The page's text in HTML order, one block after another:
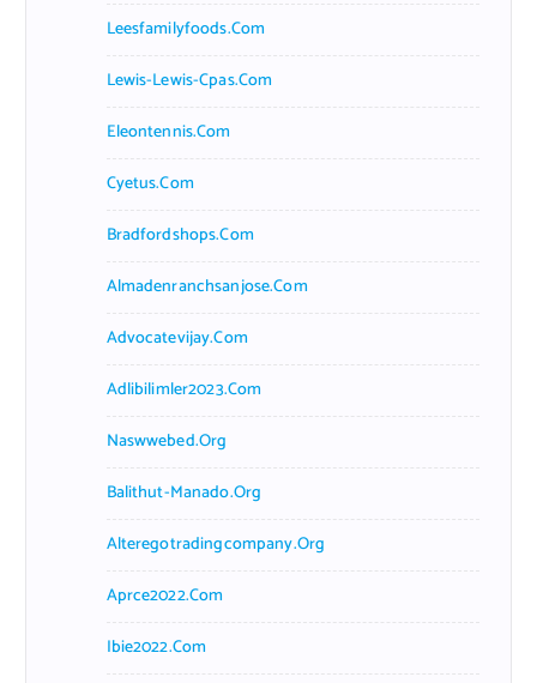
Leesfamilyfoods.com
Lewis-Lewis-Cpas.com
Eleontennis.com
Cyetus.com
Bradfordshops.com
Almadenranchsanjose.com
Advocatevijay.com
Adlibilimler2023.com
Naswwebed.org
Balithut-Manado.org
Alteregotradingcompany.org
Aprce2022.com
Ibie2022.com